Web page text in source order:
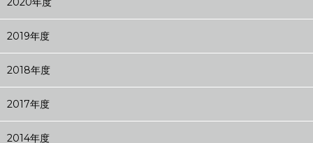
2019年度
2018年度
2017年度
2014年度